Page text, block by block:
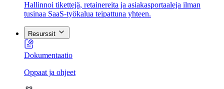
Hallinnoi tikettejä, retainereita ja asiakasportaaleja ilman
tusinaa SaaS-työkalua teipattuna yhteen.
Resurssit
Dokumentaatio
Oppaat ja ohjeet